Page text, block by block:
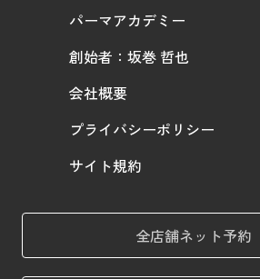
パーマアカデミー
創始者：坂巻 哲也
会社概要
プライバシーポリシー
サイト規約
全店舗ネット予約